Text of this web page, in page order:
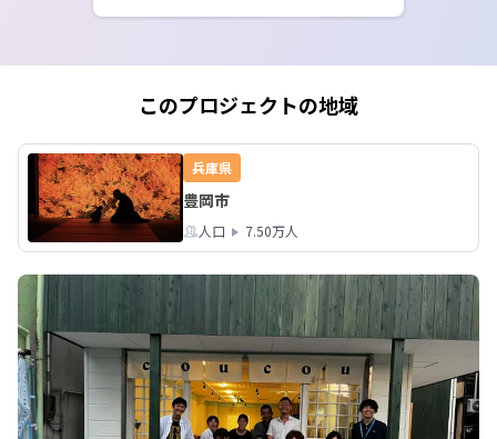
https://toyooka-
kounotori.com/2024/10/11/2024101
9-20_kounotori-thanksgiving/
このプロジェクトの地域
兵庫県
豊岡市
人口 7.50万人